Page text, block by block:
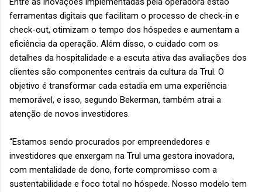
ferramentas digitais que facilitam o processo de check-in e
check-out, otimizam o tempo dos hóspedes e aumentam a
eficiência da operação. Além disso, o cuidado com os
detalhes da hospitalidade e a escuta ativa das avaliações dos
clientes são componentes centrais da cultura da Trul. O
objetivo é transformar cada estadia em uma experiência
memorável, e isso, segundo Bekerman, também atrai a
atenção de novos investidores.
“Estamos sendo procurados por empreendedores e
investidores que enxergam na Trul uma gestora inovadora,
com mentalidade de dono, forte compromisso com a
sustentabilidade e foco total no hóspede. Nosso modelo tem